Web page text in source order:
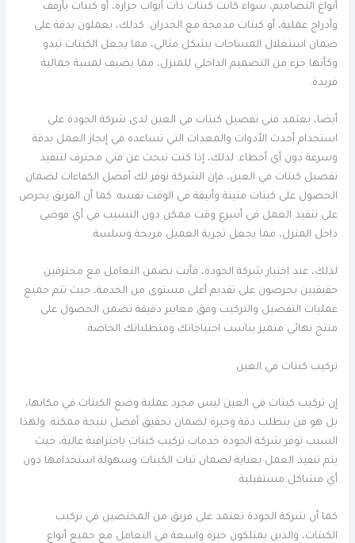
أنواع التصاميم، سواء كانت كبتات ذات أبواب جرارة، أو كبتات بأرفف
وأدراج عملية، أو كبتات مدمجة مع الجدران. كذلك، يعملون بدقة على
ضمان استغلال المساحات بشكل مثالي، مما يجعل الكبتات تبدو
وكأنها جزء من التصميم الداخلي للمنزل، مما يضيف لمسة جمالية
فريدة.
أيضا، يعتمد فني تفصيل كبتات في العين لدى شركة الجودة على
استخدام أحدث الأدوات والمعدات التي تساعده في إنجاز العمل بدقة
وسرعة دون أي أخطاء. لذلك، إذا كنت تبحث عن فني محترف لتنفيذ
تفصيل كبتات في العين، فإن الشركة توفر لك أفضل الكفاءات لضمان
الحصول على كبتات متينة وأنيقة في الوقت نفسه. كما أن الفريق يحرص
على تنفيذ العمل في أسرع وقت ممكن دون التسبب في أي فوضى
داخل المنزل، مما يجعل تجربة العميل مريحة وسلسة.
لذلك، عند اختيار شركة الجودة، فأنت تضمن التعامل مع محترفين
حقيقيين يحرصون على تقديم أعلى مستوى من الخدمة، حيث تتم جميع
عمليات التفصيل والتركيب وفق معايير دقيقة تضمن الحصول على
منتج نهائي متميز يناسب احتياجاتك ومتطلباتك الخاصة.
تركيب كبتات في العين
إن تركيب كبتات في العين ليس مجرد عملية وضع الكبتات في مكانها،
بل هو فن يتطلب دقة وخبرة لضمان تحقيق أفضل نتيجة ممكنة. ولهذا
السبب توفر شركة الجودة خدمات تركيب كبتات باحترافية عالية، حيث
يتم تنفيذ العمل بعناية لضمان ثبات الكبتات وسهولة استخدامها دون
أي مشاكل مستقبلية.
كما أن شركة الجودة تعتمد على فريق من المختصين في تركيب
الكبتات، والذين يمتلكون خبرة واسعة في التعامل مع جميع أنواع